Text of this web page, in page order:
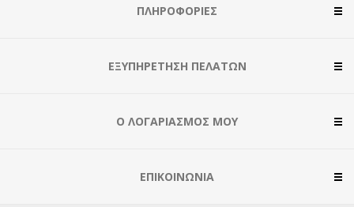
ΠΛΗΡΟΦΟΡΊΕΣ
ΕΞΥΠΗΡΈΤΗΣΗ ΠΕΛΑΤΏΝ
Ο ΛΟΓΑΡΙΑΣΜΌΣ ΜΟΥ
ΕΠΙΚΟΙΝΩΝΊΑ